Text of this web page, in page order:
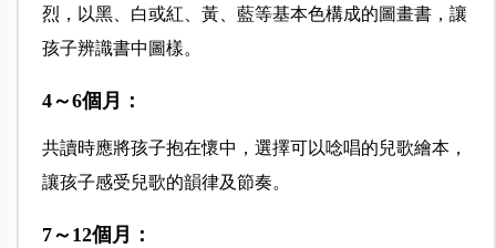
烈，以黑、白或紅、黃、藍等基本色構成的圖畫書，讓
孩子辨識書中圖樣。
4～6個月：
共讀時應將孩子抱在懷中，選擇可以唸唱的兒歌繪本，
讓孩子感受兒歌的韻律及節奏。
7～12個月：